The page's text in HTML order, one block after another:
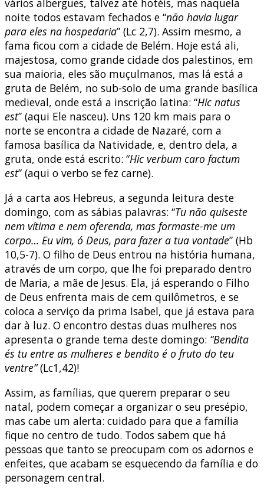
vários albergues, talvez até hotéis, mas naquela
noite todos estavam fechados e “não havia lugar
para eles na hospedaria” (Lc 2,7). Assim mesmo, a
fama ficou com a cidade de Belém. Hoje está ali,
majestosa, como grande cidade dos palestinos, em
sua maioria, eles são muçulmanos, mas lá está a
gruta de Belém, no sub-solo de uma grande basílica
medieval, onde está a inscrição latina: “Hic natus
est” (aqui Ele nasceu). Uns 120 km mais para o
norte se encontra a cidade de Nazaré, com a
famosa basílica da Natividade, e, dentro dela, a
gruta, onde está escrito: “Hic verbum caro factum
est” (aqui o verbo se fez carne).
Já a carta aos Hebreus, a segunda leitura deste
domingo, com as sábias palavras: “Tu não quiseste
nem vítima e nem oferenda, mas formaste-me um
corpo… Eu vim, ó Deus, para fazer a tua vontade” (Hb
10,5-7). O filho de Deus entrou na história humana,
através de um corpo, que lhe foi preparado dentro
de Maria, a mãe de Jesus. Ela, já esperando o Filho
de Deus enfrenta mais de cem quilômetros, e se
coloca a serviço da prima Isabel, que já estava para
dar à luz. O encontro destas duas mulheres nos
apresenta o grande tema deste domingo: “Bendita
és tu entre as mulheres e bendito é o fruto do teu
ventre”(Lc1,42)!
Assim, as famílias, que querem preparar o seu
natal, podem começar a organizar o seu presépio,
mas cabe um alerta: cuidado para que a família
fique no centro de tudo. Todos sabem que há
pessoas que tanto se preocupam com os adornos e
enfeites, que acabam se esquecendo da família e do
personagem central.